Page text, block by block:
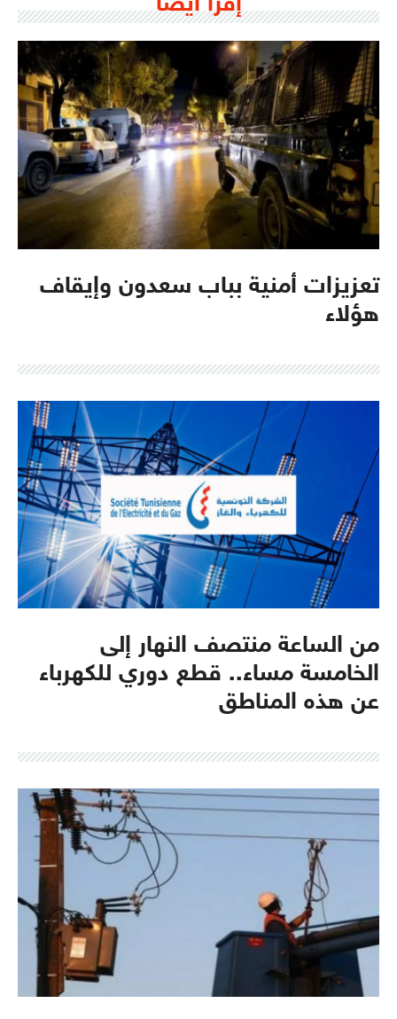
تعزيزات أمنية بباب سعدون وإيقاف
هؤلاء
من الساعة منتصف النهار إلى
الخامسة مساء.. قطع دوري للكهرباء
عن هذه المناطق